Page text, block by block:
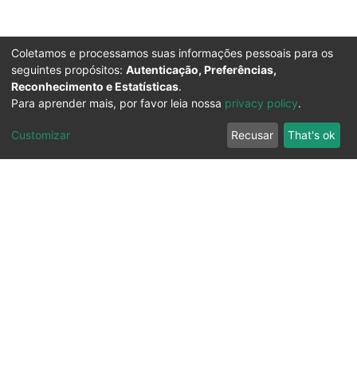
Coletamos e processamos suas informações pessoais para os
seguintes propósitos: Autenticação, Preferências,
Reconhecimento e Estatísticas.
Para aprender mais, por favor leia nossa privacy policy.
Customizar Recusar That's ok